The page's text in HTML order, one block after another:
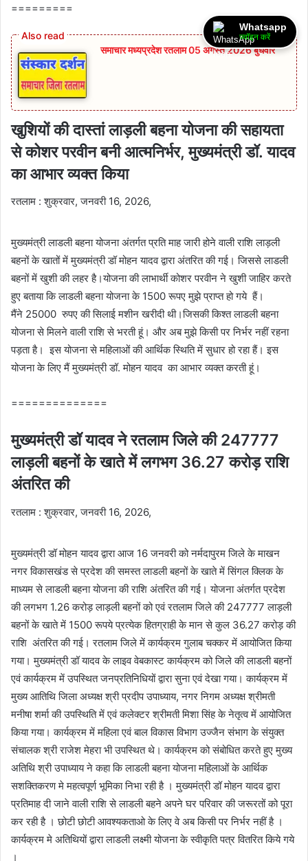
=========
समाचार मध्यप्रदेश रतलाम 05 अगस्त 2026 बुधवार
खुशियों की दास्तां लाड़ली बहना योजना की सहायता
से कोशर परवीन बनी आत्मनिर्भर, मुख्यमंत्री डॉ. यादव
का आभार व्यक्त किया
रतलाम : शुक्रवार, जनवरी 16, 2026,
मुख्यमंत्री लाडली बहना योजना अंतर्गत प्रति माह जारी होने वाली राशि लाड़ली
बहनों के खातों में मुख्यमंत्री डॉ मोहन यादव द्वारा अंतरित की गई। जिससे लाडली
बहनों में खुशी की लहर है।योजना की लाभार्थी कोशर परवीन ने खुशी जाहिर करते
हुए बताया कि लाडली बहना योजना के 1500 रूपए मुझे प्राप्त हो गये हैं।
मैंने 25000 रुपए की सिलाई मशीन खरीदी थी।जिसकी किश्त लाडली बहना
योजना से मिलने वाली राशि से भरती हूं। और अब मुझे किसी पर निर्भर नहीं रहना
पड़ता है। इस योजना से महिलाओं की आर्थिक स्थिति में सुधार हो रहा हैं। इस
योजना के लिए मैं मुख्यमंत्री डॉ. मोहन यादव का आभार व्यक्त करती हूं।
==============
मुख्यमंत्री डॉ यादव ने रतलाम जिले की 247777
लाड़ली बहनों के खाते में लगभग 36.27 करोड़ राशि
अंतरित की
रतलाम : शुक्रवार, जनवरी 16, 2026,
मुख्यमंत्री डॉ मोहन यादव द्वारा आज 16 जनवरी को नर्मदापुरम जिले के माखन
नगर विकासखंड से प्रदेश की समस्त लाडली बहनों के खाते में सिंगल क्लिक के
माध्यम से लाडली बहना योजना की राशि अंतरित की गई। योजना अंतर्गत प्रदेश
की लगभग 1.26 करोड़ लाड़ली बहनों को एवं रतलाम जिले की 247777 लाड़ली
बहनों के खाते में 1500 रूपये प्रत्येक हितग्राही के मान से कुल 36.27 करोड़ की
राशि अंतरित की गई। रतलाम जिले में कार्यक्रम गुलाब चक्कर में आयोजित किया
गया। मुख्यमंत्री डॉ यादव के लाइव वेबकास्ट कार्यक्रम को जिले की लाडली बहनों
एवं कार्यक्रम में उपस्थित जनप्रतिनिधियों द्वारा सुना एवं देखा गया। कार्यक्रम में
मुख्य आतिथि जिला अध्यक्ष श्री प्रदीप उपाध्याय, नगर निगम अध्यक्ष श्रीमती
मनीषा शर्मा की उपस्थिति में एवं कलेक्टर श्रीमती मिशा सिंह के नेतृत्व में आयोजित
किया गया। कार्यक्रम में महिला एवं बाल विकास विभाग उज्जैन संभाग के संयुक्त
संचालक श्री राजेश मेहरा भी उपस्थित थे। कार्यक्रम को संबोधित करते हुए मुख्य
अतिथि श्री उपाध्याय ने कहा कि लाडली बहना योजना महिलाओं के आर्थिक
सशक्तिकरण मे महत्वपूर्ण भूमिका निभा रही है । मुख्यमंत्री डॉ मोहन यादव द्वारा
प्रतिमाह दी जाने वाली राशि से लाडली बहने अपने घर परिवार की जरूरतों को पूरा
कर रही है । छोटी छोटी आवश्यकताओ के लिए वे अब किसी पर निर्भर नहीं है ।
कार्यक्रम मे अतिथियों द्वारा लाडली लक्ष्मी योजना के स्वीकृति पत्र वितरित किये गये
।
Whatsapp
ज्वॉइन करें